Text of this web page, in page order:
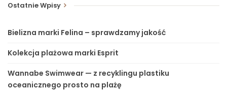
Ostatnie Wpisy
Bielizna marki Felina – sprawdzamy jakość
Kolekcja plażowa marki Esprit
Wannabe Swimwear — z recyklingu plastiku
oceanicznego prosto na plażę